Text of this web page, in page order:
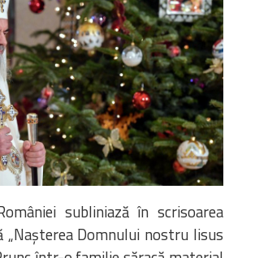
Biblioteca
Risorse multimediali
Opinioni Ortodosse
Dalla vita
della”famiglia” della
diocesi
CSDE
La Parola del Vescovo
Lectura Lunii
Prezentarea
Parohiilor
subliniază în scrisoarea
„Naşterea Domnului nostru Iisus